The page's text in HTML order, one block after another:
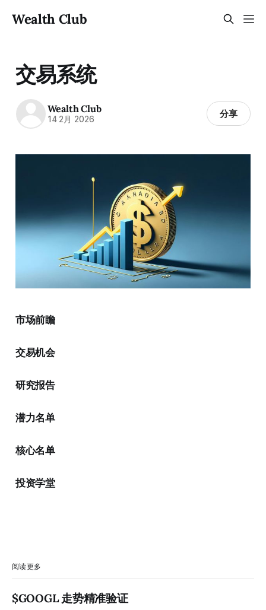
Wealth Club
交易系统
Wealth Club
14 2月 2026 分享
市场前瞻
交易机会
研究报告
潜力名单
核心名单
投资学堂
阅读更多
$GOOGL 走势精准验证